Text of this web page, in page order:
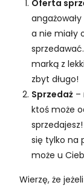
Oferta
a nie miały
marką z
zbyt długo!
Sprzedaż –
ktoś może
się tylko na
może u
Wierzę, że